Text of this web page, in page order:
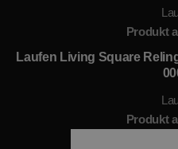
Produkt
Laufen Living Square
Produkt